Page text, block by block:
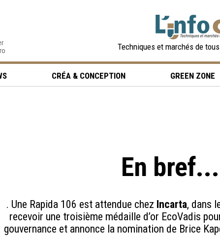
Techniques et marchés de
CRÉA & CONCEPTION GREEN ZONE
En
. Une Rapida 106 est attendue chez Incarta, dans
recevoir une troisième médaille d’or EcoVadis
gouvernance et annonce la nomination de Brice